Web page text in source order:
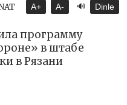
A+ A- 🔊 Dinle
программу
в штабе
в Рязани